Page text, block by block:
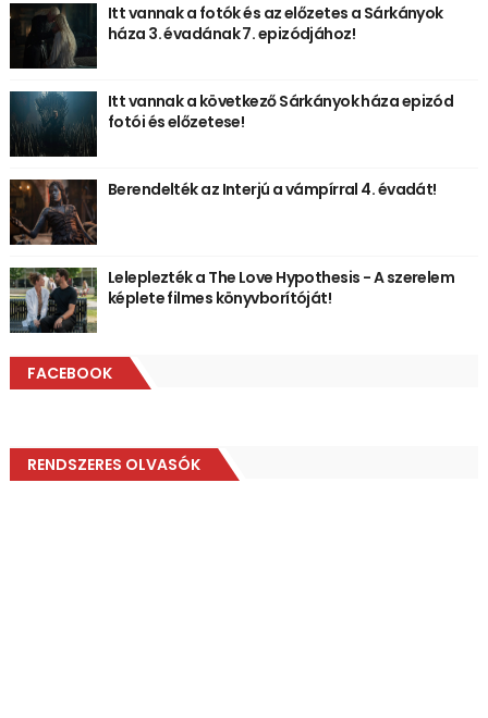
Itt vannak a fotók és az előzetes a Sárkányok
háza 3. évadának 7. epizódjához!
Itt vannak a következő Sárkányok háza epizód
fotói és előzetese!
Berendelték az Interjú a vámpírral 4. évadát!
Leleplezték a The Love Hypothesis - A szerelem
képlete filmes könyvborítóját!
FACEBOOK
RENDSZERES OLVASÓK